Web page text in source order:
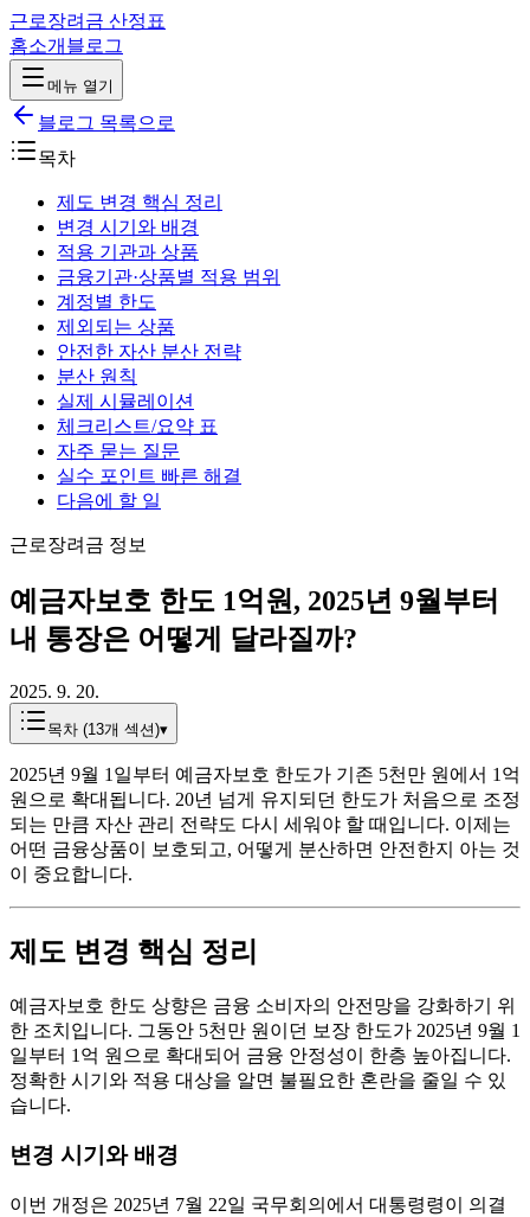
근로장려금 산정표
홈소개 블로그
메뉴 열기
블로그 목록으로
목차
제도 변경 핵심 정리
변경 시기와 배경
적용 기관과 상품
금융기관·상품별 적용 범위
계정별 한도
제외되는 상품
안전한 자산 분산 전략
분산 원칙
실제 시뮬레이션
체크리스트/요약 표
자주 묻는 질문
실수 포인트 빠른 해결
다음에 할 일
근로장려금 정보
예금자보호 한도 1억원, 2025년 9월부터
내 통장은 어떻게 달라질까?
2025. 9. 20.
목차 (13개 섹션)▾
2025년 9월 1일부터 예금자보호 한도가 기존 5천만 원에서 1억
원으로 확대됩니다. 20년 넘게 유지되던 한도가 처음으로 조정
되는 만큼 자산 관리 전략도 다시 세워야 할 때입니다. 이제는
어떤 금융상품이 보호되고, 어떻게 분산하면 안전한지 아는 것
이 중요합니다.
제도 변경 핵심 정리
예금자보호 한도 상향은 금융 소비자의 안전망을 강화하기 위
한 조치입니다. 그동안 5천만 원이던 보장 한도가 2025년 9월 1
일부터 1억 원으로 확대되어 금융 안정성이 한층 높아집니다.
정확한 시기와 적용 대상을 알면 불필요한 혼란을 줄일 수 있
습니다.
변경 시기와 배경
이번 개정은 2025년 7월 22일 국무회의에서 대통령령이 의결